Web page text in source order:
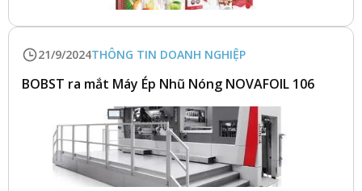
21/9/2024THÔNG TIN DOANH NGHIỆP
BOBST ra mắt Máy Ép Nhũ Nóng NOVAFOIL 106